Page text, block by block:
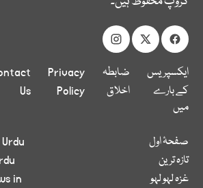
ایکسپریس
کے بارے
میں
ضابطہ
اخلاق
Privacy
Policy
Us
صفحۂ اول
تازہ ترین
غزہ لہو لہو
in